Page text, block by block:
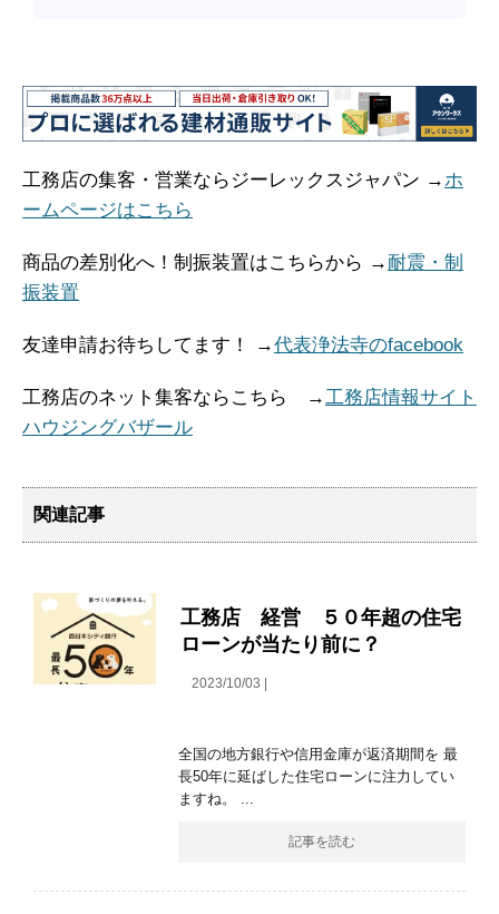
工務店の集客・営業ならジーレックスジャパン →ホ
ームページはこちら
商品の差別化へ！制振装置はこちらから → 耐震・制
振装置
友達申請お待ちしてます！ →代表浄法寺のfacebook
工務店のネット集客ならこちら →工務店情報サイト
ハウジングバザール
関連記事
工務店 経営 ５０年超の住宅
ローンが当たり前に？
2023/10/03 |
全国の地方銀行や信用金庫が返済期間を 最
長50年に延ばした住宅ローンに注力してい
ますね。 ...
記事を読む